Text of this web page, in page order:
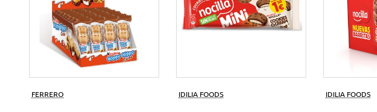
FERRERO IDILIA FOODS IDILIA FOODS